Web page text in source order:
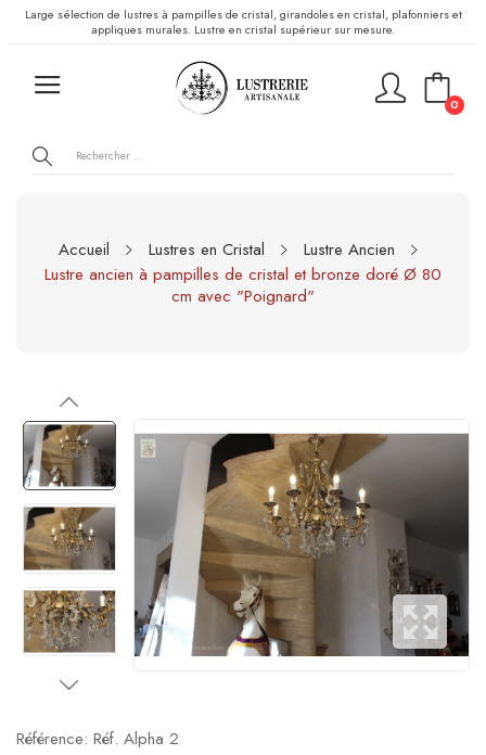
Large sélection de lustres à pampilles de cristal, girandoles en cristal, plafonniers et
appliques murales. Lustre en cristal supérieur sur mesure.
0
Accueil Lustres en Cristal
Lustre Ancien
Lustre ancien à pampilles de cristal et bronze doré Ø 80
cm avec "Poignard"
Référence: Réf. Alpha 2